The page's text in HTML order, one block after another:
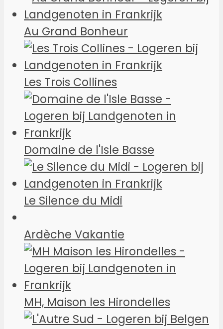
Au Grand Bonheur
Les Trois Collines
Domaine de l'Isle Basse
Le Silence du Midi
Ardèche Vakantie
MH, Maison les Hirondelles